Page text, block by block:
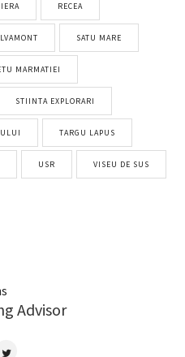
RECEA
SATU MARE
MARMATIEI
STIINTA EXPLORARI
TARGU LAPUS
USR VISEU DE SUS
Advisor